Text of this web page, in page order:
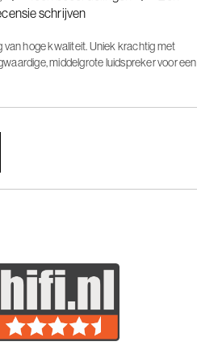
schrijven
hoge kwaliteit. Uniek krachtig met
middelgrote luidspreker voor een